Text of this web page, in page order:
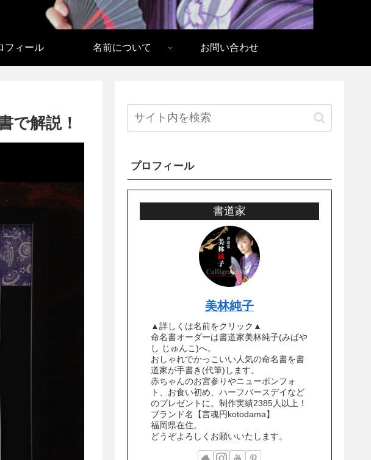
フィール 名前について お問い合わせ
で解説！
プロフィール
書道家
美林純子
▲詳しくは名前をクリック▲
命名書オーダーは書道家美林純子(みばや
し じゅんこ)へ。
おしゃれでかっこいい人気の命名書を書
道家が手書き(代筆)します。
赤ちゃんのお宮参りやニューボンフォ
ト、お食い初め、ハーフバースデイなど
のプレゼントに。制作実績2385人以上！
ブランド名【言魂円kotodama】
福岡県在住。
どうぞよろしくお願いいたします。